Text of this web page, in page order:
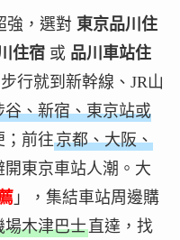
強，選對 東京品川住
住宿或 品川車站住
行就到新幹線、JR山
谷、新宿、東京站或
；前往京都、大阪、
東京車站人潮。大
」，集結車站周邊購
場木津巴士直達，找